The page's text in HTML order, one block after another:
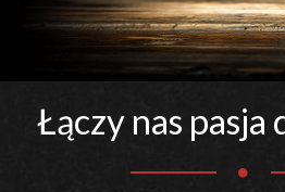
Łączy nas pasja